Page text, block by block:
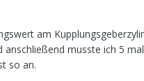
am
musste ich 5
so an.